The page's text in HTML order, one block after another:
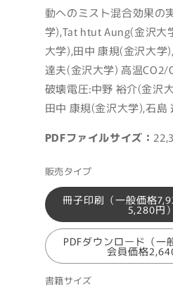
動へのミスト混合効果の
学),Tat htut Aung(金沢大
大学),田中 康規(金沢大学
達夫(金沢大学) 高温
破壊電圧:中野 裕介(金沢
田中 康規(金沢大学),石島
PDFファイルサイズ：
販売タイプ
冊子印刷（一般価格
5,280円）
PDFダウンロード（一
会員価格
書籍サイズ